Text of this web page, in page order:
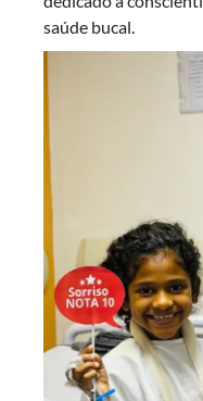
saúde bucal.